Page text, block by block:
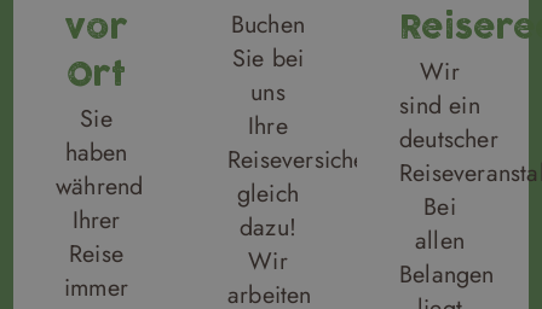
vor
Ort
Sie
haben
während
Ihrer
Reise
immer
Buchen
Sie bei
uns
Ihre
Reiseversicherungen
gleich
dazu!
Wir
arbeiten
Wir
sind ein
deutscher
Bei
allen
Belangen